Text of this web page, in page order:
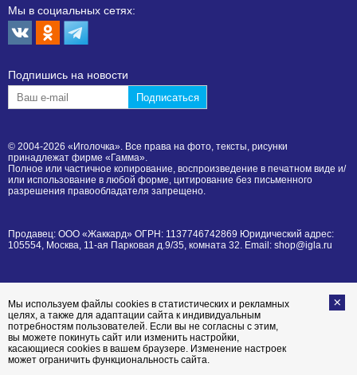
Мы в социальных сетях:
Подпишиcь на новости
© 2004-2026 «Иголочка». Все права на фото, тексты, рисунки
принадлежат фирме «Гамма».
Полное или частичное копирование, воспроизведение в печатном виде и/
или использование в любой форме, цитирование без письменного
разрешения правообладателя запрещено.
Продавец: ООО «Жаккард» ОГРН: 1137746742869 Юридический адрес:
105554, Москва, 11-ая Парковая д.9/35, комната 32. Email: shop@igla.ru
Мы используем файлы cookies в статистических и рекламных
целях, а также для адаптации сайта к индивидуальным
потребностям пользователей. Если вы не согласны с этим,
вы можете покинуть сайт или изменить настройки,
касающиеся cookies в вашем браузере. Изменение настроек
может ограничить функциональность сайта.